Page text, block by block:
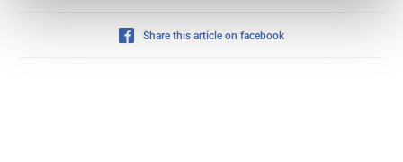
Share this article on facebook